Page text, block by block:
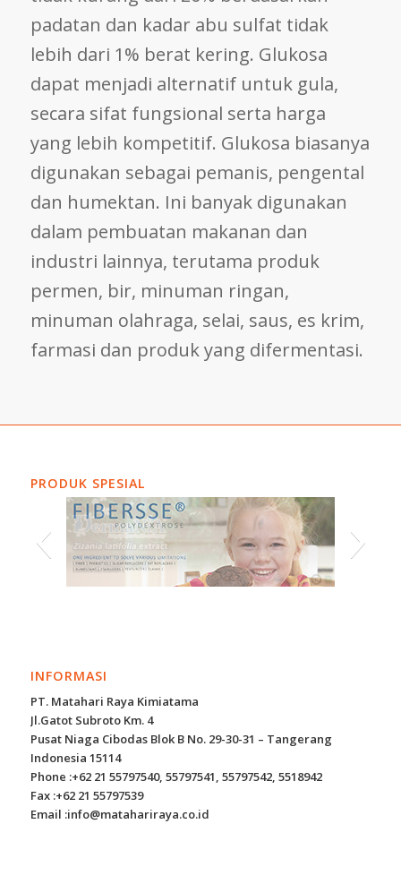
padatan dan kadar abu sulfat tidak
lebih dari 1% berat kering. Glukosa
dapat menjadi alternatif untuk gula,
secara sifat fungsional serta harga
yang lebih kompetitif. Glukosa biasanya
digunakan sebagai pemanis, pengental
dan humektan. Ini banyak digunakan
dalam pembuatan makanan dan
industri lainnya, terutama produk
permen, bir, minuman ringan,
minuman olahraga, selai, saus, es krim,
farmasi dan produk yang difermentasi.
PRODUK SPESIAL
INFORMASI
PT. Matahari Raya Kimiatama
Jl.Gatot Subroto Km. 4
Pusat Niaga Cibodas Blok B No. 29-30-31 – Tangerang
Indonesia 15114
Phone :+62 21 55797540, 55797541, 55797542, 5518942
Fax :+62 21 55797539
Email :info@matahariraya.co.id